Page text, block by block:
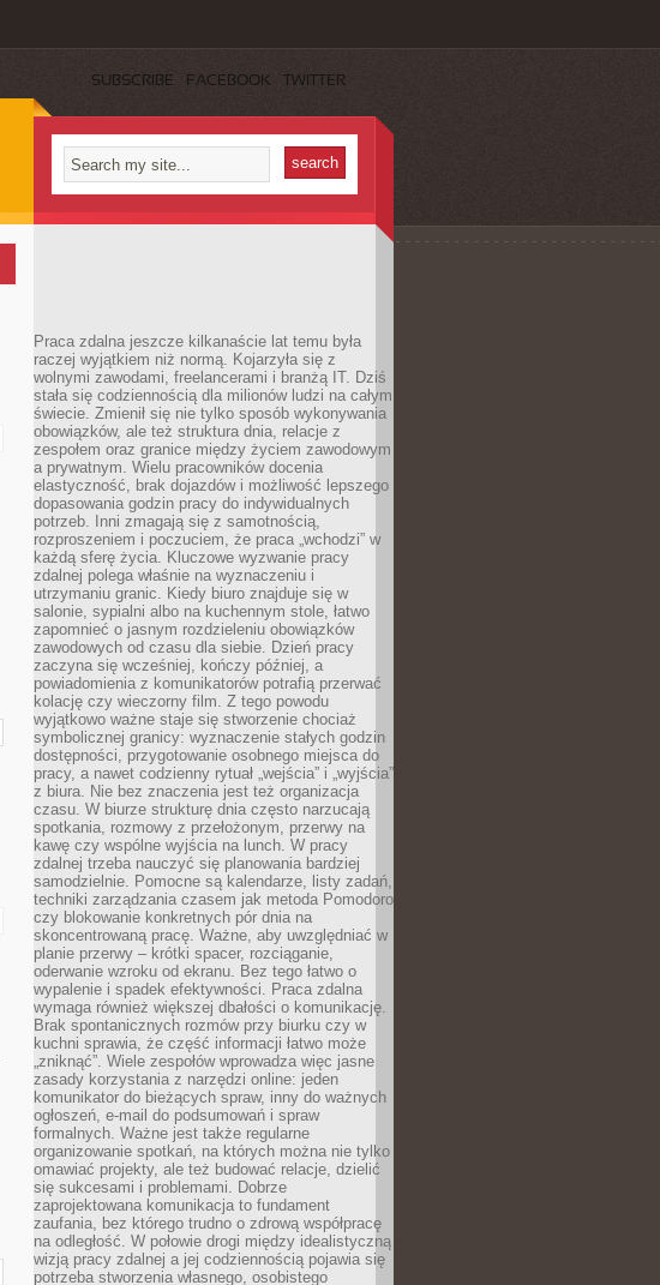
SUBSCRIBE FACEBOOK TWITTER
Praca zdalna jeszcze kilkanaście lat temu była
raczej wyjątkiem niż normą. Kojarzyła się z
wolnymi zawodami, freelancerami i branżą IT. Dziś
stała się codziennością dla milionów ludzi na całym
świecie. Zmienił się nie tylko sposób wykonywania
obowiązków, ale też struktura dnia, relacje z
zespołem oraz granice między życiem zawodowym
a prywatnym. Wielu pracowników docenia
elastyczność, brak dojazdów i możliwość lepszego
dopasowania godzin pracy do indywidualnych
potrzeb. Inni zmagają się z samotnością,
rozproszeniem i poczuciem, że praca „wchodzi” w
każdą sferę życia. Kluczowe wyzwanie pracy
zdalnej polega właśnie na wyznaczeniu i
utrzymaniu granic. Kiedy biuro znajduje się w
salonie, sypialni albo na kuchennym stole, łatwo
zapomnieć o jasnym rozdzieleniu obowiązków
zawodowych od czasu dla siebie. Dzień pracy
zaczyna się wcześniej, kończy później, a
powiadomienia z komunikatorów potrafią przerwać
kolację czy wieczorny film. Z tego powodu
wyjątkowo ważne staje się stworzenie chociaż
symbolicznej granicy: wyznaczenie stałych godzin
dostępności, przygotowanie osobnego miejsca do
pracy, a nawet codzienny rytuał „wejścia” i „wyjścia”
z biura. Nie bez znaczenia jest też organizacja
czasu. W biurze strukturę dnia często narzucają
spotkania, rozmowy z przełożonym, przerwy na
kawę czy wspólne wyjścia na lunch. W pracy
zdalnej trzeba nauczyć się planowania bardziej
samodzielnie. Pomocne są kalendarze, listy zadań,
techniki zarządzania czasem jak metoda Pomodoro
czy blokowanie konkretnych pór dnia na
skoncentrowaną pracę. Ważne, aby uwzględniać w
planie przerwy – krótki spacer, rozciąganie,
oderwanie wzroku od ekranu. Bez tego łatwo o
wypalenie i spadek efektywności. Praca zdalna
wymaga również większej dbałości o komunikację.
Brak spontanicznych rozmów przy biurku czy w
kuchni sprawia, że część informacji łatwo może
„zniknąć”. Wiele zespołów wprowadza więc jasne
zasady korzystania z narzędzi online: jeden
komunikator do bieżących spraw, inny do ważnych
ogłoszeń, e-mail do podsumowań i spraw
formalnych. Ważne jest także regularne
organizowanie spotkań, na których można nie tylko
omawiać projekty, ale też budować relacje, dzielić
się sukcesami i problemami. Dobrze
zaprojektowana komunikacja to fundament
zaufania, bez którego trudno o zdrową współpracę
na odległość. W połowie drogi między idealistyczną
wizją pracy zdalnej a jej codziennością pojawia się
potrzeba stworzenia własnego, osobistego